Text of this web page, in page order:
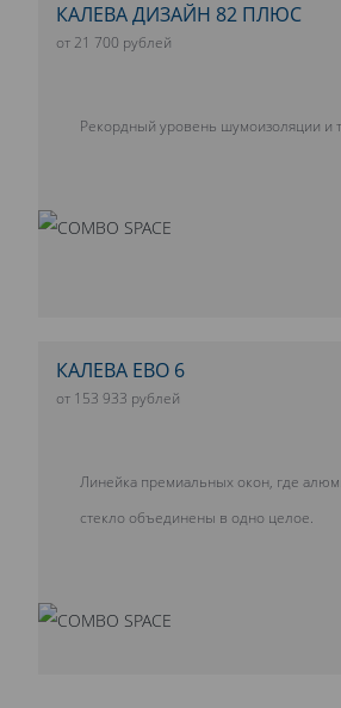
КАЛЕВА ДИЗАЙН 82 ПЛЮС
от 21 700 рублей
Рекордный уровень шумоизоляции и
КАЛЕВА ЕВО 6
от 153 933 рублей
Линейка премиальных окон, где
стекло объединены в одно целое.